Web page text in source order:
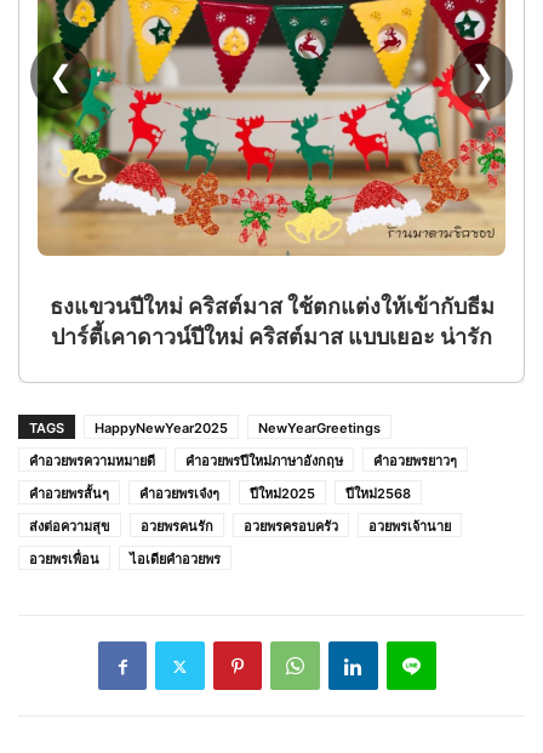
ธงแขวนปีใหม่ คริสต์มาส ใช้ตกแต่งให้เข้ากับธีม
ปาร์ตี้เคาดาวน์ปีใหม่ คริสต์มาส แบบเยอะ น่ารัก
❮ ❯
TAGS HappyNewYear2025
NewYearGreetings
คำอวยพรความหมายดี
คำอวยพรปีใหม่ภาษาอังกฤษ
คำอวยพรยาวๆ
คำอวยพรสั้นๆ
คำอวยพรเจ๋งๆ ปีใหม่2025
ปีใหม่2568
ส่งต่อความสุข
อวยพรคนรัก อวยพรครอบครัว
อวยพรเจ้านาย
อวยพรเพื่อน
ไอเดียคำอวยพร